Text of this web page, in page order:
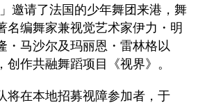
邀请了法国的少年舞团来港，舞
名编舞家兼视觉艺术家伊力・明
・马沙尔及玛丽恩・雷林格以
创作共融舞蹈项目《视界》。
将在本地招募视障参加者，于